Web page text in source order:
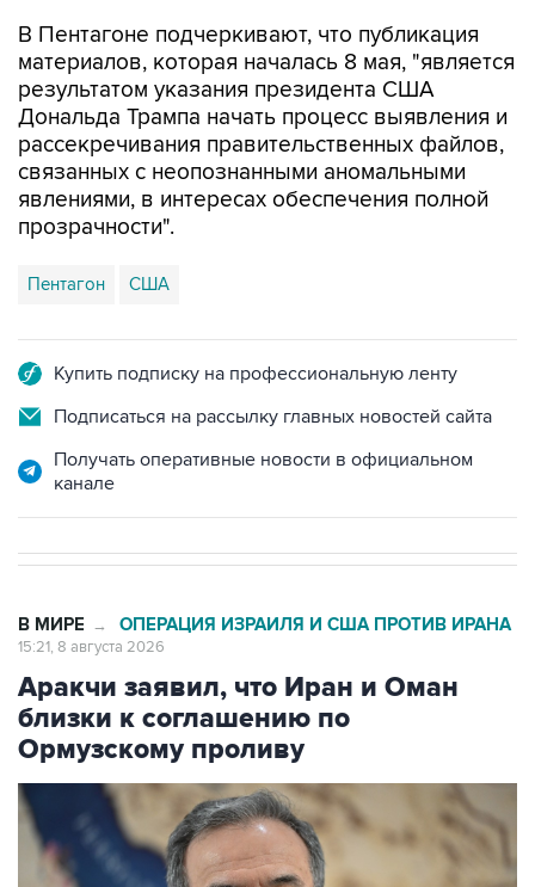
В Пентагоне подчеркивают, что публикация
материалов, которая началась 8 мая, "является
результатом указания президента США
Дональда Трампа начать процесс выявления и
рассекречивания правительственных файлов,
связанных с неопознанными аномальными
явлениями, в интересах обеспечения полной
прозрачности".
Пентагон США
Купить подписку на профессиональную ленту
Подписаться на рассылку главных новостей сайта
Получать оперативные новости в официальном
канале
В МИРЕ → ОПЕРАЦИЯ ИЗРАИЛЯ И США ПРОТИВ ИРАНА
15:21, 8 августа 2026
Аракчи заявил, что Иран и Оман
близки к соглашению по
Ормузскому проливу